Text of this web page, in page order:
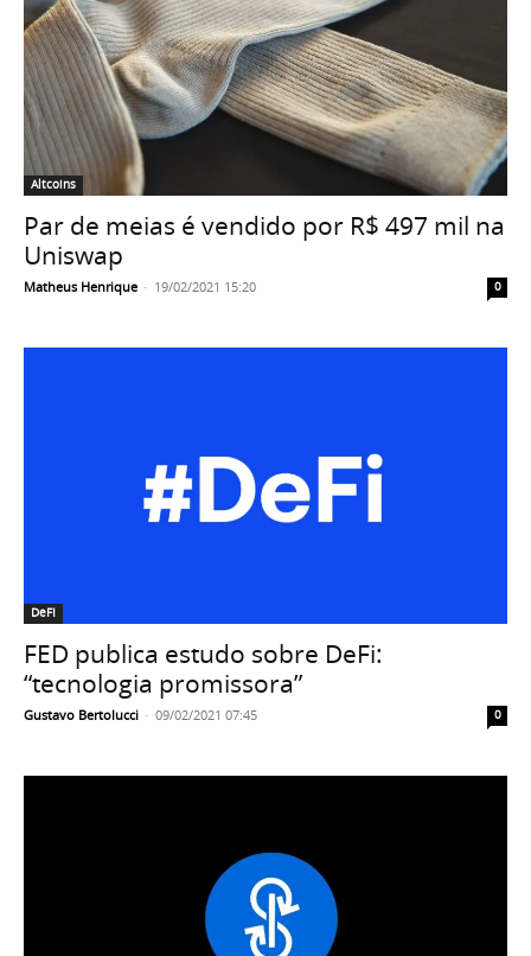
Altcoins
Par de meias é vendido por R$ 497 mil na
Uniswap
Matheus Henrique - 19/02/2021 15:20 0
DeFI
FED publica estudo sobre DeFi:
“tecnologia promissora”
Gustavo Bertolucci - 09/02/2021 07:45 0